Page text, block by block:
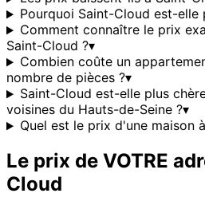
Pourquoi Saint-Cloud est-elle
Comment connaître le prix
Saint-Cloud ?▾
Combien coûte un
nombre de pièces ?▾
Saint-Cloud est-elle plus
voisines du Hauts-de-Seine ?▾
Quel est le prix d'une maison
Le prix de VOTRE
Cloud